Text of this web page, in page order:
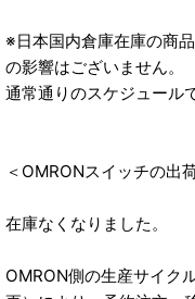
※日本国内倉庫在庫の商
の影響はございません。
通常通りのスケジュール
＜OMRONスイッチの出
在庫なくなりました。
OMRON側の生産サイク